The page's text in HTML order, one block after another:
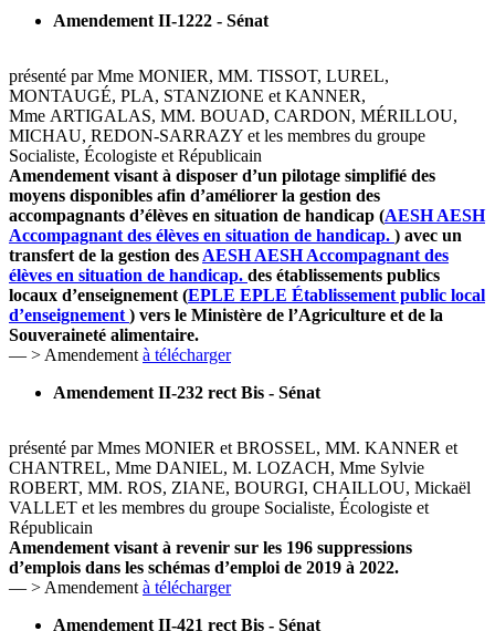
Amendement II-1222 - Sénat
présenté par Mme MONIER, MM. TISSOT, LUREL,
MONTAUGÉ, PLA, STANZIONE et KANNER,
Mme ARTIGALAS, MM. BOUAD, CARDON, MÉRILLOU,
MICHAU, REDON-SARRAZY et les membres du groupe
Socialiste, Écologiste et Républicain
Amendement visant à disposer d’un pilotage simplifié des
moyens disponibles afin d’améliorer la gestion des
accompagnants d’élèves en situation de handicap (AESH AESH
Accompagnant des élèves en situation de handicap. ) avec un
transfert de la gestion des AESH AESH Accompagnant des
élèves en situation de handicap. des établissements publics
locaux d’enseignement (EPLE EPLE Établissement public local
d’enseignement ) vers le Ministère de l’Agriculture et de la
Souveraineté alimentaire.
— > Amendement à télécharger
Amendement II-232 rect Bis - Sénat
présenté par Mmes MONIER et BROSSEL, MM. KANNER et
CHANTREL, Mme DANIEL, M. LOZACH, Mme Sylvie
ROBERT, MM. ROS, ZIANE, BOURGI, CHAILLOU, Mickaël
VALLET et les membres du groupe Socialiste, Écologiste et
Républicain
Amendement visant à revenir sur les 196 suppressions
d’emplois dans les schémas d’emploi de 2019 à 2022.
— > Amendement à télécharger
Amendement II-421 rect Bis - Sénat